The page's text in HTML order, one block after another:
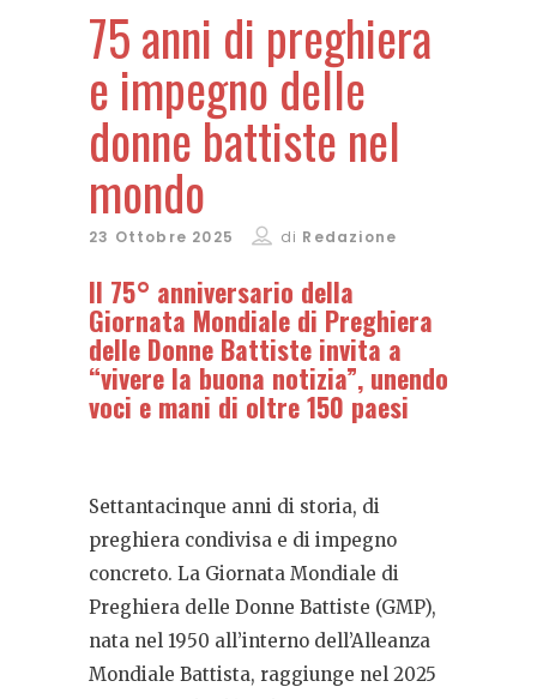
75 anni di preghiera
e impegno delle
donne battiste nel
mondo
23 Ottobre 2025 di Redazione
Il 75° anniversario della
Giornata Mondiale di Preghiera
delle Donne Battiste invita a
“vivere la buona notizia”, unendo
voci e mani di oltre 150 paesi
Settantacinque anni di storia, di
preghiera condivisa e di impegno
concreto. La Giornata Mondiale di
Preghiera delle Donne Battiste (GMP),
nata nel 1950 all’interno dell’Alleanza
Mondiale Battista, raggiunge nel 2025